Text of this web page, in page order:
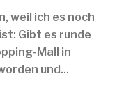
weil ich es noch
Gibt es runde
Mall in
und...